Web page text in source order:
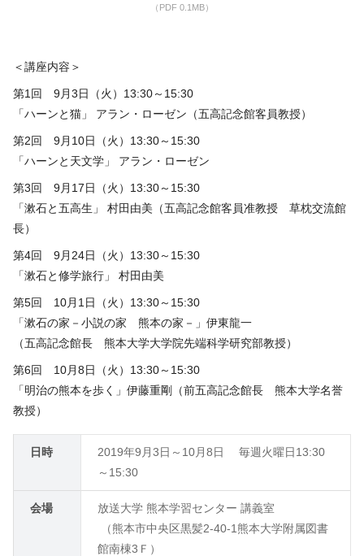
（PDF 0.1MB）
＜講座内容＞
第1 回 9月3日（火） 13:30～ 15:30
「ハーンと猫」 アラン・ローゼン（五高記念館客員教授）
第2回 9月 10日（火） 13:30～ 15:30
「ハーンと天文学」 アラン・ローゼン
第3回 9月 17日（火） 13:30～ 15:30
「漱石と五高生」 村田由美（五高記念館客員准教授 草枕交流館
長）
第4回 9月 24日（火） 13:30～ 15:30
「漱石と修学旅行」 村田由美
第5回 10月 1 日（火） 13:30～ 15:30
「漱石の家－小説の家 熊本の家－」伊東龍一
（五高記念館長 熊本大学大学院先端科学研究部教授）
第6回 10月8日（火） 13:30～ 15:30
「明治の熊本を歩く」伊藤重剛（前五高記念館長 熊本大学名誉
教授）
日時 2019年9月3日～10月8日 毎週火曜日13:30
～ 15:30
会場
放送大学 熊本学習センター 講義室
（熊本市中央区黒髪2-40-1熊本大学附属図書
館南棟3 Ｆ）